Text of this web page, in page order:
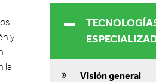
y
la
Visión general